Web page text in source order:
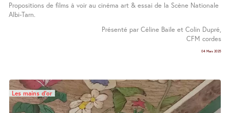
Propositions de films à voir au cinéma art & essai de la Scène Nationale
Albi-Tarn.
Présenté par Céline Baile et Colin Dupré,
CFM cordes
04 Mars 2025
Les mains d’or